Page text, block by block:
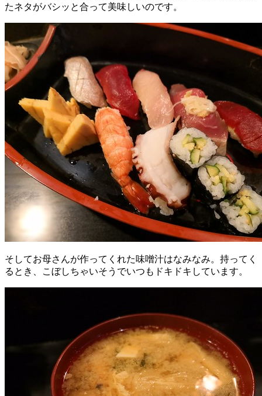
たネタがバシッと合って美味しいのです。
そしてお母さんが作ってくれた味噌汁はなみなみ。持ってく
るとき、こぼしちゃいそうでいつもドキドキしています。